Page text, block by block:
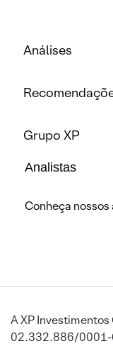
Análises
Grupo XP
Analistas
Conheça nossos
A XP Investimentos
02.332.886/0001-